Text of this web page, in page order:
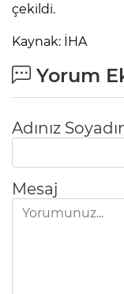
çekildi.
Kaynak: İHA
Yorum
Adınız
Mesaj